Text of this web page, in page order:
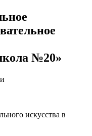
№20»
искусства в